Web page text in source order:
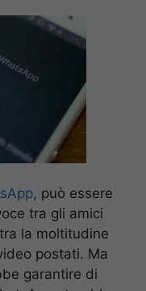
, può essere
tra gli amici
la moltitudine
postati. Ma
garantire di